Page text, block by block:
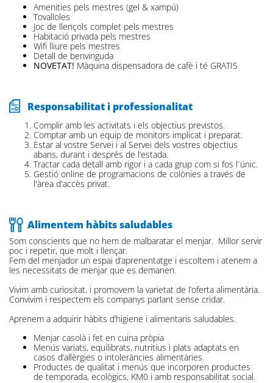
Amenities pels mestres (gel & xampú)
Tovalloles
Joc de llençols complet pels mestres
Habitació privada pels mestres
Wifi lliure pels mestres
Detall de benvinguda
NOVETAT! Màquina dispensadora de cafè i té GRATIS
Responsabilitat i professionalitat
Complir amb les activitats i els objectius previstos.
Comptar amb un equip de monitors implicat i preparat.
Estar al vostre Servei i al Servei dels vostres objectius
abans, durant i després de l’estada.
Tractar cada detall amb rigor i a cada grup com si fos l´únic.
Gestió online de programacions de colònies a través de
l'àrea d'accès privat.
Alimentem hàbits saludables
Som conscients que no hem de malbaratar el menjar. Millor servir
poc i repetir, que molt i llençar.
Fem del menjador un espai d’aprenentatge i escoltem i atenem a
les necessitats de menjar que es demanen.
Vivim amb curiositat, i promovem la varietat de l’oferta alimentària.
Convivim i respectem els companys parlant sense cridar.
Aprenem a adquirir hàbits d’higiene i alimentaris saludables.
Menjar casolà i fet en cuina pròpia
Menús variats, equilibrats, nutritius i plats adaptats en
casos d’al·lèrgies o intoleràncies alimentàries.
Productes de qualitat i menús que incorporen productes
de temporada, ecològics, KM0 i amb responsabilitat social.